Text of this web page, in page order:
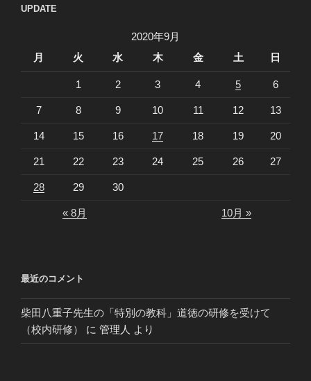
UPDATE
2020年9月
月
火 水 木 金 土 日
1 2 3 4 5 6
7 8 9 10 11 12 13
14 15 16 17 18 19 20
21 22 23 24 25 26 27
28 29 30
« 8月 10月 »
最近のコメント
柴田八重子先生の「特別の教科」道徳の研修を受けて
（校内研修）
に 管理人 より